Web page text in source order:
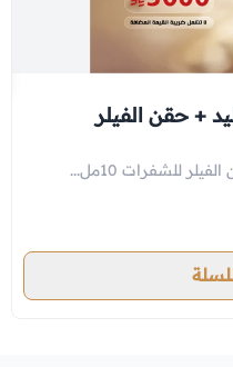
+ حقن الفيلر
للشفرات 10مل...